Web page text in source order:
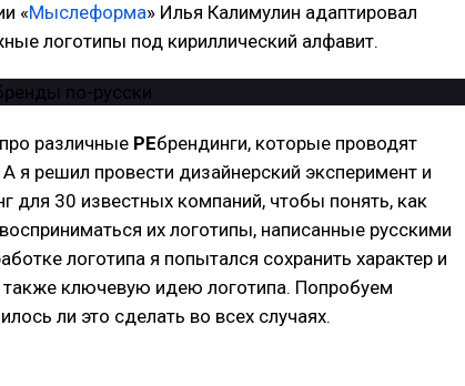
«Мыслеформа» Илья Калимулин адаптировал
логотипы под кириллический алфавит.
различные РЕбрендинги, которые проводят
я решил провести дизайнерский эксперимент и
для 30 известных компаний, чтобы понять, как
их логотипы, написанные русскими
логотипа я попытался сохранить характер и
также ключевую идею логотипа. Попробуем
ли это сделать во всех случаях.